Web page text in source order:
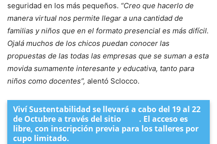
seguridad en los más pequeños. “Creo que hacerlo de
manera virtual nos permite llegar a una cantidad de
familias y niños que en el formato presencial es más difícil.
Ojalá muchos de los chicos puedan conocer las
propuestas de las todas las empresas que se suman a esta
movida sumamente interesante y educativa, tanto para
niños como docentes”, alentó Sclocco.
Viví Sustentabilidad se llevará a cabo del 19 al 22
de Octubre a través del sitio
. El acceso es
libre, con inscripción previa para los talleres por
cupo limitado.